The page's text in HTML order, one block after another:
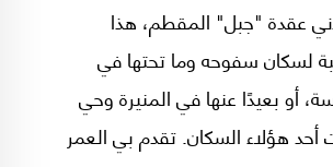
عقدة "جبل" المقطم، هذا
لسكان سفوحه وما تحتها في
أو بعيدًا عنها في المنيرة وحي
أحد هؤلاء السكان. تقدم بي العمر